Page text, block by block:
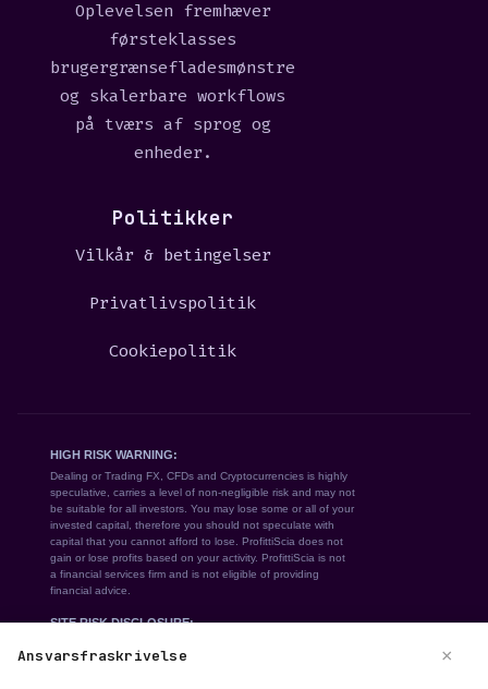
Oplevelsen fremhæver
førsteklasses
brugergrænsefladesmønstre
og skalerbare workflows
på tværs af sprog og
enheder.
Politikker
Vilkår & betingelser
Privatlivspolitik
Cookiepolitik
Ansvarsfraskrivelse ×